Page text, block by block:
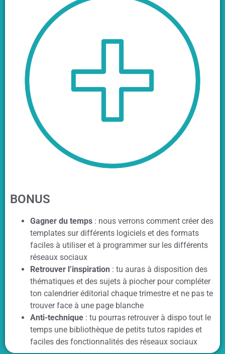
BONUS
Gagner du temps : nous verrons comment créer des
templates sur différents logiciels et des formats
faciles à utiliser et à programmer sur les différents
réseaux sociaux
Retrouver l’inspiration : tu auras à disposition des
thématiques et des sujets à piocher pour compléter
ton calendrier éditorial chaque trimestre et ne pas te
trouver face à une page blanche
Anti-technique : tu pourras retrouver à dispo tout le
temps une bibliothèque de petits tutos rapides et
faciles des fonctionnalités des réseaux sociaux